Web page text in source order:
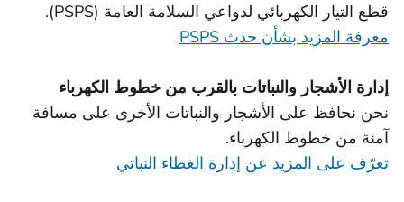
قطع التيار الكهربائي لدواعي السلامة العامة (PSPS).
معرفة المزيد بشأن حدث PSPS
إدارة الأشجار والنباتات بالقرب من خطوط الكهرباء
نحن نحافظ على الأشجار والنباتات الأخرى على مسافة
آمنة من خطوط الكهرباء.
تعرّف على المزيد عن إدارة الغطاء النباتي